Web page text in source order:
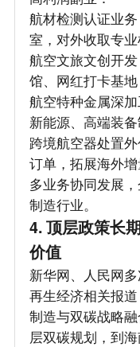
航材检测认证业
室，对外收取专业
航空文旅文创开
馆、网红打卡基地
航空特种金属深
新能源、高端装备
跨境航空器处置
订单，拓展海外增
多业务协同发展
制造行业。
4. 顶层政策长
价值
新华网、人民网
再生经济相关报
制造与双碳战略
层双碳规划，到